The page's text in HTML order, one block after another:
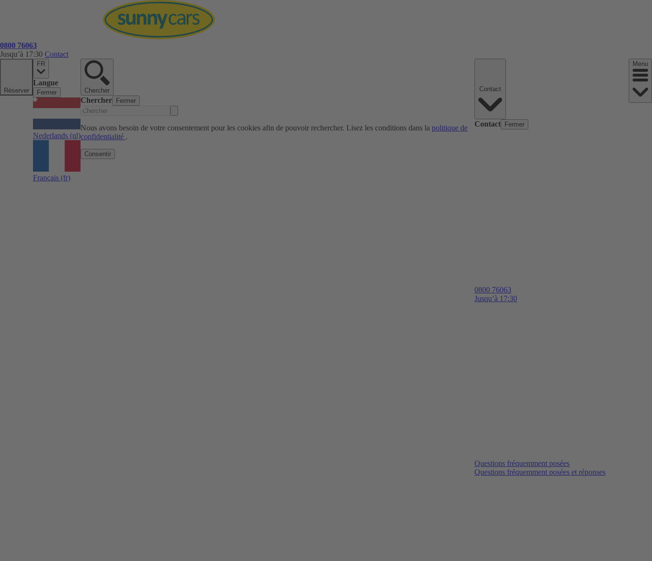
0800 76063
Jusqu’à 17:30 Contact
Réserver
FR
Langue
Fermer
Nederlands (nl)
Français (fr)
Chercher
Chercher Fermer
Nous avons besoin de votre consentement pour les cookies afin de pouvoir rechercher. Lisez les conditions dans la politique de
confidentialité .
Consentir
Contact Fermer
0800 76063
Jusqu’à 17:30
Questions fréquemment posées
Questions fréquemment posées et réponses
Menu